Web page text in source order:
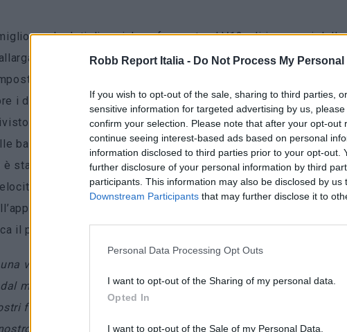
Robb Report Italia - Do Not Process My
If you wish to opt-out of the sale, sharing to third parties,
sensitive information for targeted advertising by us,
confirm your selection. Please note that after your opt-out
continue seeing interest-based ads based on personal
information disclosed to third parties prior to your opt-out.
further disclosure of your personal information by third
participants. This information may also be disclosed by us
Downstream Participants that may further disclose it to
Personal Data Processing Opt Outs
I want to opt-out of the Sharing of my personal data.
Opted In
I want to opt-out of the Sale of my Personal Data.
le doti dinamichee far posto al V12, gli ingegneri della
le carreggiate di 40 mm e installato unimpianto frenante
sulla parte anteriore da dischi da 410 mm x 38 mm con
i dischi da 360 mm x 32 mm sono abbinati a pinze a 4
con l’installazione di molle più dure del 50% all’anteriore e
barre antirollio dedicate. Per far fronte alle migliori
è stata completamente aggiornata, ottenendo come risultato
Gli interni, come da tradizione, sono opulenti e
programma previsto dalla compagnia inglese. La casa
il prezzo della vettura.
vettura protagonista. Per Aston Martin negli ultimi anni
momento della presentazione nel 2007 della prima V12
fan di tutto il mondo si sono innamorati dell’idea di
modello più piccolo e sportivo.– ha dichiaratoTobias